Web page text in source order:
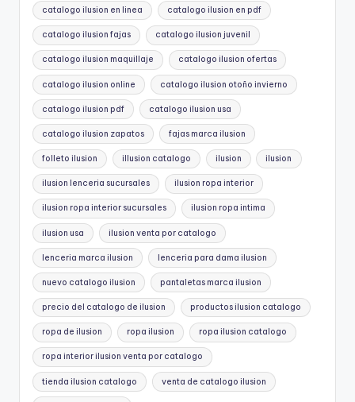
catalogo ilusion en linea catalogo ilusion en pdf
catalogo ilusion fajas catalogo ilusion juvenil
catalogo ilusion maquillaje catalogo ilusion ofertas
catalogo ilusion online catalogo ilusion otoño invierno
catalogo ilusion pdf catalogo ilusion usa
catalogo ilusion zapatos fajas marca ilusion
folleto ilusion illusion catalogo ilusion ilusion
ilusion lenceria sucursales ilusion ropa interior
ilusion ropa interior sucursales ilusion ropa intima
ilusion usa ilusion venta por catalogo
lenceria marca ilusion lenceria para dama ilusion
nuevo catalogo ilusion pantaletas marca ilusion
precio del catalogo de ilusion productos ilusion catalogo
ropa de ilusion ropa ilusion ropa ilusion catalogo
ropa interior ilusion venta por catalogo
tienda ilusion catalogo venta de catalogo ilusion